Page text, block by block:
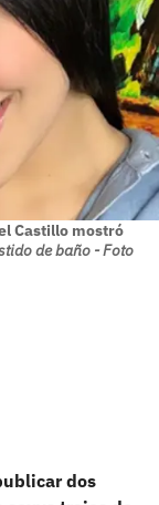
Castillo mostró
de baño - Foto
dos